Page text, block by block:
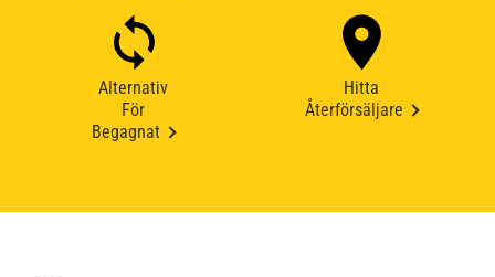
Alternativ
För
Begagnat
Hitta
Återförsäljare